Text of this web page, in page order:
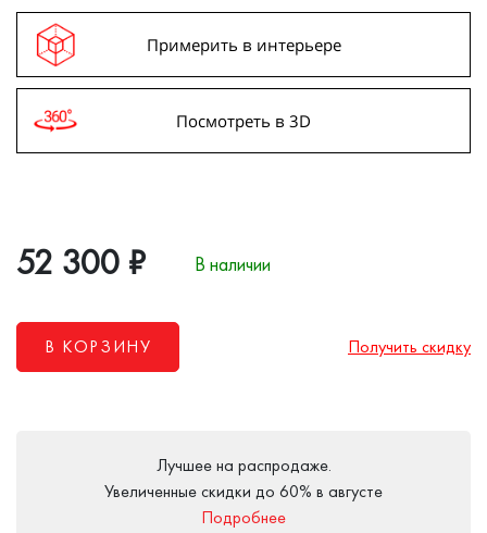
Примерить в интерьере
Посмотреть в 3D
52 300 ₽ В наличии
В КОРЗИНУ Получить скидку
Лучшее на распродаже.
Увеличенные скидки до 60% в августе
Подробнее